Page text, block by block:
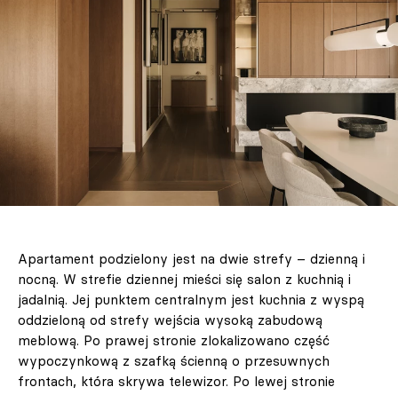
Apartament podzielony jest na dwie strefy – dzienną i
nocną. W strefie dziennej mieści się salon z kuchnią i
jadalnią. Jej punktem centralnym jest kuchnia z wyspą
oddzieloną od strefy wejścia wysoką zabudową
meblową. Po prawej stronie zlokalizowano część
wypoczynkową z szafką ścienną o przesuwnych
frontach, która skrywa telewizor. Po lewej stronie